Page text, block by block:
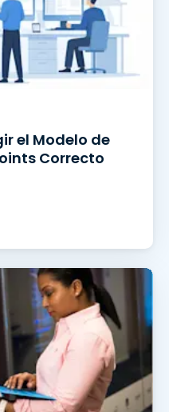
el Modelo de
Correcto